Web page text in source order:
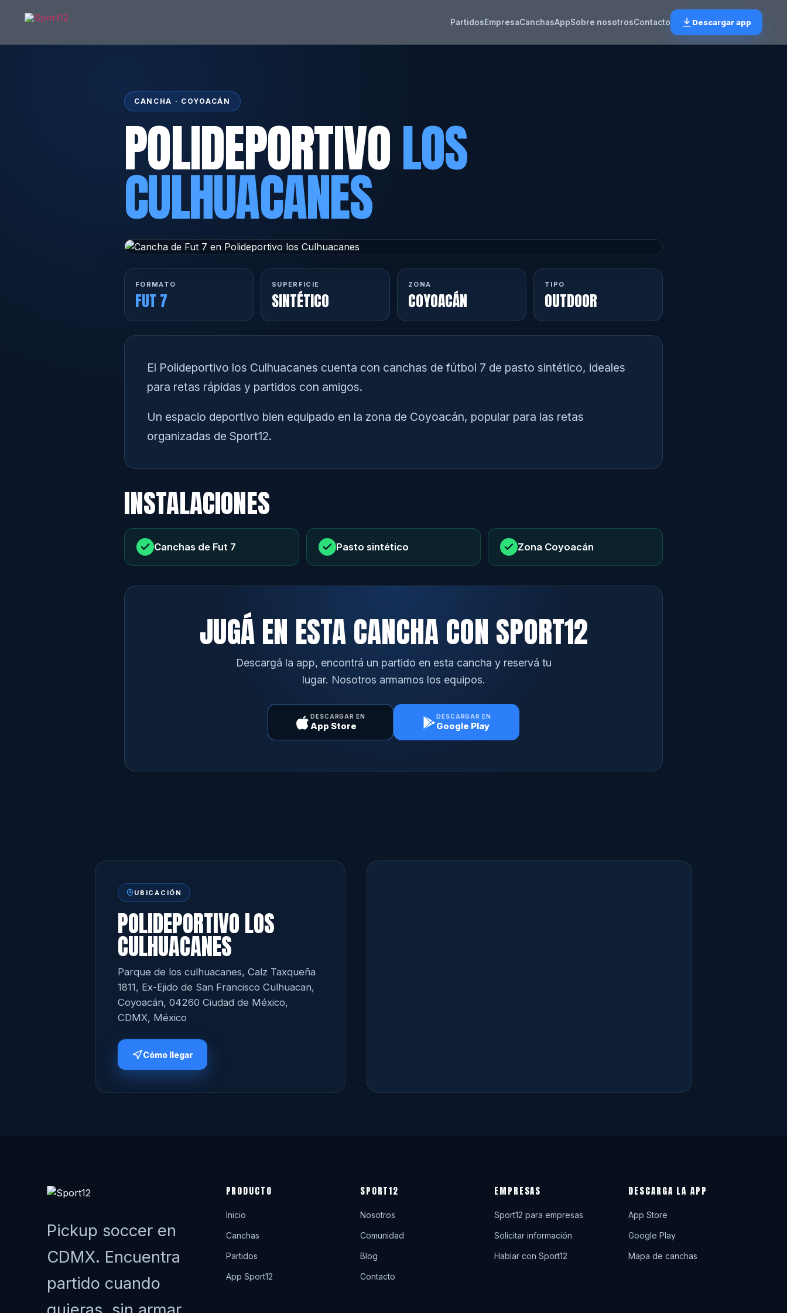
PartidosEmpresaCanchasAppSobre nosotrosContacto Descargar app
CANCHA · COYOACÁN
POLIDEPORTIVOLOS
CULHUACANES
FORMATO
FUT 7
SUPERFICIE
SINTÉTICO
ZONA
COYOACÁN
TIPO
OUTDOOR
El Polideportivo los Culhuacanes cuenta con canchas de fútbol 7 de pasto sintético, ideales
para retas rápidas y partidos con amigos.
Un espacio deportivo bien equipado en la zona de Coyoacán, popular para las retas
organizadas de Sport12.
INSTALACIONES
Canchas de Fut 7 Pasto sintético Zona Coyoacán
JUGÁ EN ESTA CANCHA CON SPORT12
Descargá la app, encontrá un partido en esta cancha y reservá tu
lugar. Nosotros armamos los equipos.
DESCARGAR EN
App Store
DESCARGAR EN
Google Play
UBICACIÓN
POLIDEPORTIVO LOS
CULHUACANES
Parque de los culhuacanes, Calz Taxqueña
1811, Ex-Ejido de San Francisco Culhuacan,
Coyoacán, 04260 Ciudad de México,
CDMX, México
Cómo llegar
Pickup soccer en
CDMX. Encuentra
partido cuando
PRODUCTO
Inicio
Canchas
Partidos
App Sport12
SPORT12
Nosotros
Comunidad
Blog
Contacto
EMPRESAS
Sport12 para empresas
Solicitar información
Hablar con Sport12
DESCARGA LA APP
App Store
Google Play
Mapa de canchas